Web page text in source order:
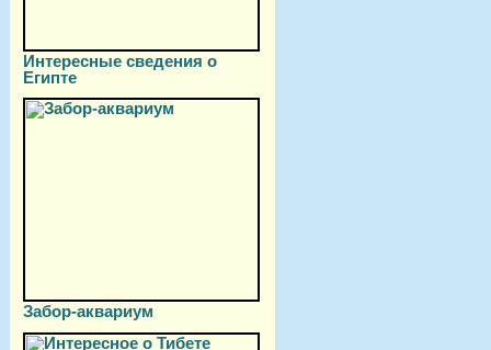
Интересные сведения о
Египте
Забор-аквариум